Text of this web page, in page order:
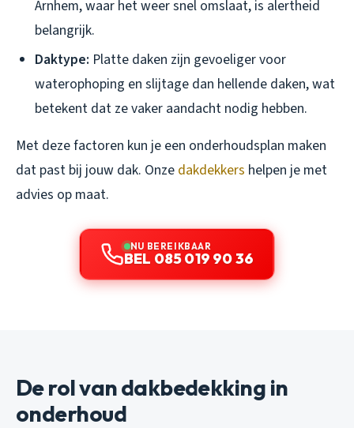
Arnhem, waar het weer snel omslaat, is alertheid
belangrijk.
Daktype: Platte daken zijn gevoeliger voor
waterophoping en slijtage dan hellende daken, wat
betekent dat ze vaker aandacht nodig hebben.
Met deze factoren kun je een onderhoudsplan maken
dat past bij jouw dak. Onze dakdekkers helpen je met
advies op maat.
NU BEREIKBAAR
BEL 085 019 90 36
De rol van dakbedekking in
onderhoud